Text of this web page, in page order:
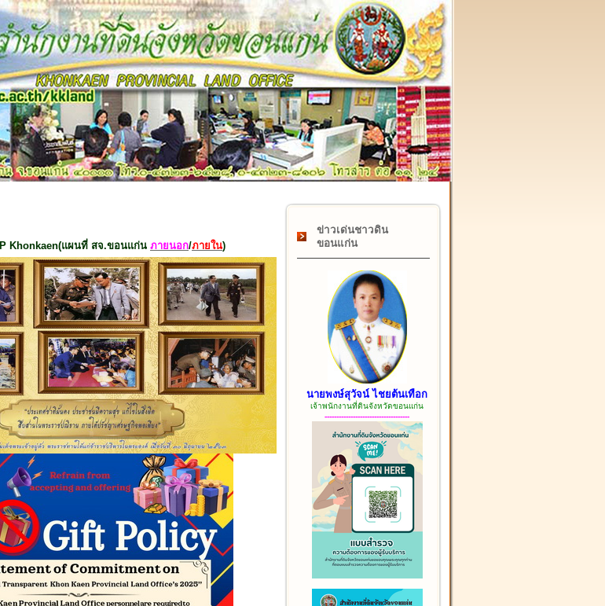
๑๗ กุมภาพันธ์ "วันคล้ายวันสถาปนากรมที่ดิน" ครบรอบ ๑๒๒
Khonkaen(แผนที่ สจ.ขอนแก่น ภายนอก/ภายใน)
ข่าวเด่นชาวดิน
ขอนแก่น
นายพงษ์สุวัจน์ ไชยต้นเทือก
เจ้าพนักงานที่ดินจังหวัดขอนแก่น
------------------------------------